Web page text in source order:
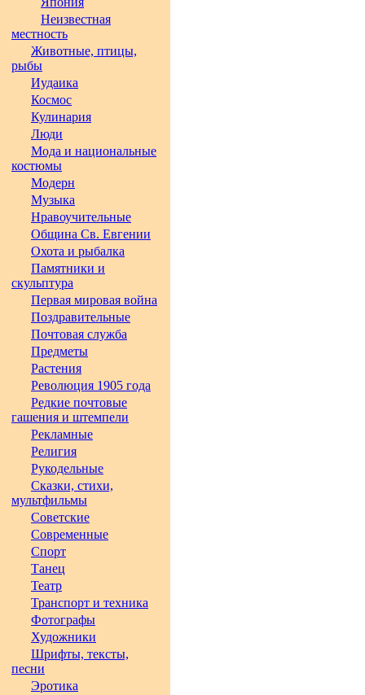
Неизвестная
местность
Животные, птицы,
рыбы
Иудаика
Космос
Кулинария
Люди
Мода и национальные
костюмы
Модерн
Музыка
Нравоучительные
Община Св. Евгении
Охота и рыбалка
Памятники и
скульптура
Первая мировая война
Поздравительные
Почтовая служба
Предметы
Растения
Революция 1905 года
Редкие почтовые
гашения и штемпели
Рекламные
Религия
Рукодельные
Сказки, стихи,
мультфильмы
Советские
Современные
Спорт
Танец
Театр
Транспорт и техника
Фотографы
Художники
Шрифты, тексты,
песни
Эротика